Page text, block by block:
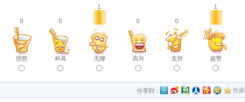
0
愤怒
0
杯具
1
无聊
0
高兴
0
支持
1
超赞
分享到： 收藏